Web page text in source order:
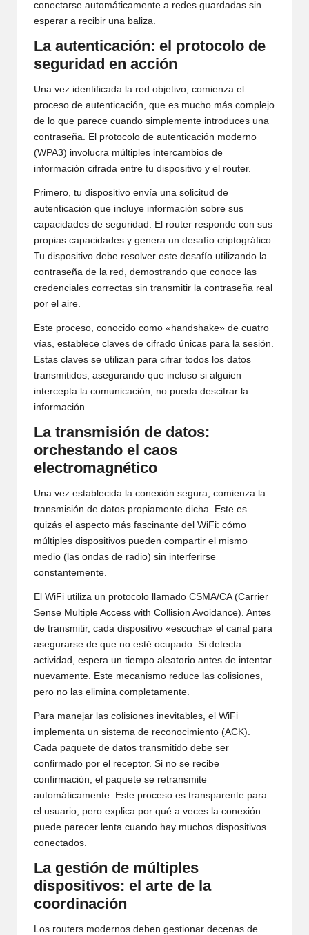
conectarse automáticamente a redes guardadas sin
esperar a recibir una baliza.
La autenticación: el protocolo de
seguridad en acción
Una vez identificada la red objetivo, comienza el
proceso de autenticación, que es mucho más complejo
de lo que parece cuando simplemente introduces una
contraseña. El protocolo de autenticación moderno
(WPA3) involucra múltiples intercambios de
información cifrada entre tu dispositivo y el router.
Primero, tu dispositivo envía una solicitud de
autenticación que incluye información sobre sus
capacidades de seguridad. El router responde con sus
propias capacidades y genera un desafío criptográfico.
Tu dispositivo debe resolver este desafío utilizando la
contraseña de la red, demostrando que conoce las
credenciales correctas sin transmitir la contraseña real
por el aire.
Este proceso, conocido como «handshake» de cuatro
vías, establece claves de cifrado únicas para la sesión.
Estas claves se utilizan para cifrar todos los datos
transmitidos, asegurando que incluso si alguien
intercepta la comunicación, no pueda descifrar la
información.
La transmisión de datos:
orchestando el caos
electromagnético
Una vez establecida la conexión segura, comienza la
transmisión de datos propiamente dicha. Este es
quizás el aspecto más fascinante del WiFi: cómo
múltiples dispositivos pueden compartir el mismo
medio (las ondas de radio) sin interferirse
constantemente.
El WiFi utiliza un protocolo llamado CSMA/CA (Carrier
Sense Multiple Access with Collision Avoidance). Antes
de transmitir, cada dispositivo «escucha» el canal para
asegurarse de que no esté ocupado. Si detecta
actividad, espera un tiempo aleatorio antes de intentar
nuevamente. Este mecanismo reduce las colisiones,
pero no las elimina completamente.
Para manejar las colisiones inevitables, el WiFi
implementa un sistema de reconocimiento (ACK).
Cada paquete de datos transmitido debe ser
confirmado por el receptor. Si no se recibe
confirmación, el paquete se retransmite
automáticamente. Este proceso es transparente para
el usuario, pero explica por qué a veces la conexión
puede parecer lenta cuando hay muchos dispositivos
conectados.
La gestión de múltiples
dispositivos: el arte de la
coordinación
Los routers modernos deben gestionar decenas de